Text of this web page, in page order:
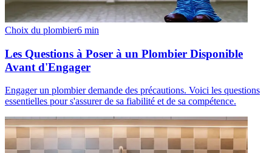
Choix du plombier6 min
Les Questions à Poser à un Plombier Disponible
Avant d'Engager
Engager un plombier demande des précautions. Voici les questions
essentielles pour s'assurer de sa fiabilité et de sa compétence.